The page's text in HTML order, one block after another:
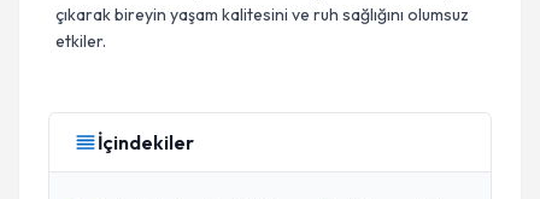
çıkarak bireyin yaşam kalitesini ve ruh sağlığını olumsuz
etkiler.
İçindekiler